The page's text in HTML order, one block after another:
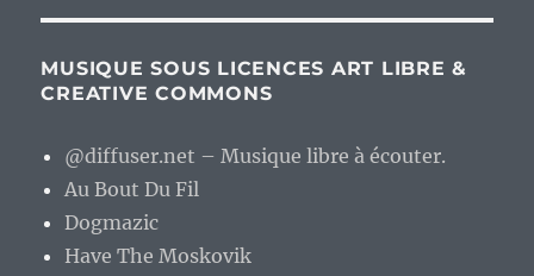
MUSIQUE SOUS LICENCES ART LIBRE &
CREATIVE COMMONS
@diffuser.net – Musique libre à écouter.
Au Bout Du Fil
Dogmazic
Have The Moskovik